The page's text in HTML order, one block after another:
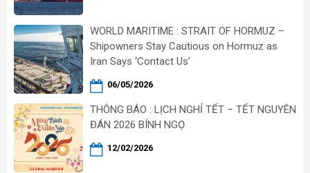
WORLD MARITIME : STRAIT OF HORMUZ –
Shipowners Stay Cautious on Hormuz as
Iran Says ‘Contact Us’
06/05/2026
THÔNG BÁO : LỊCH NGHỈ TẾT – TẾT NGUYÊN
ĐÁN 2026 BÍNH NGỌ
12/02/2026